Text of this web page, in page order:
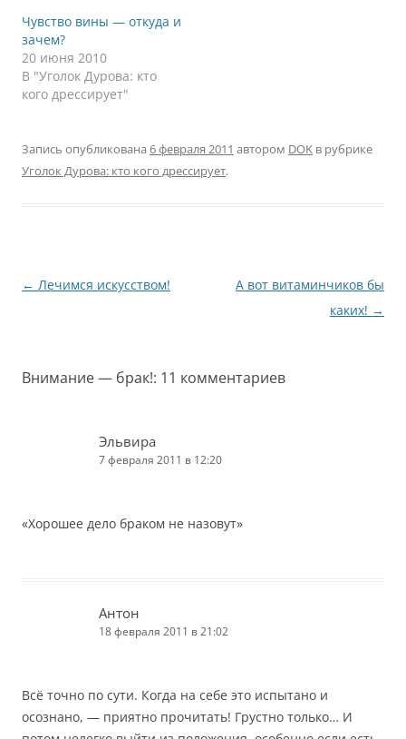
Чувство вины — откуда и
зачем?
20 июня 2010
В "Уголок Дурова: кто
кого дрессирует"
Запись опубликована 6 февраля 2011 автором DOK в рубрике
Уголок Дурова: кто кого дрессирует.
Навигация
← Лечимся искусством!
А вот витаминчиков бы
каких! →
Внимание — брак!: 11 комментариев
Эльвира
7 февраля 2011 в 12:20
«Хорошее дело браком не назовут»
Антон
18 февраля 2011 в 21:02
Всё точно по сути. Когда на себе это испытано и
осознано, — приятно прочитать! Грустно только… И